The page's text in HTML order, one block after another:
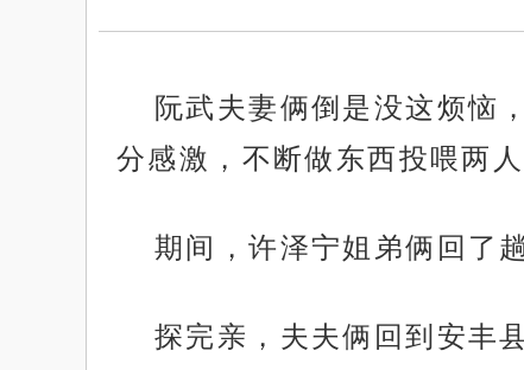
阮武夫妻俩倒是没这烦恼
分感激，不断做东西投喂两
期间，许泽宁姐弟俩回了
探完亲，夫夫俩回到安丰